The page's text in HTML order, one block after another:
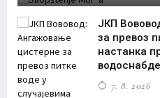
ЈКП
за превоз
настанка
7. 8. 2026